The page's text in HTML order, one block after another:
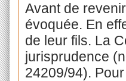
Avant de
évoquée. En
de leur fils. La
jurisprudence
24209/94).